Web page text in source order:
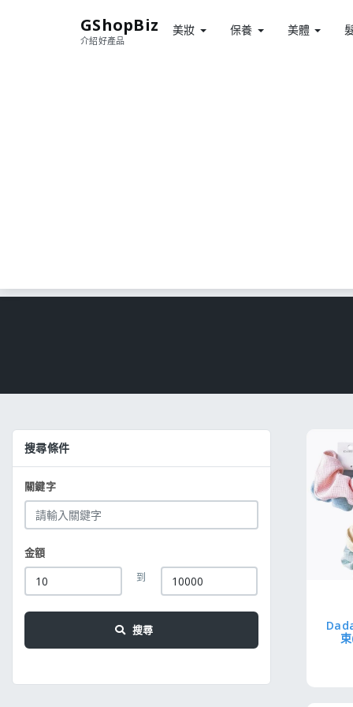
GShopBiz
介紹好產品
美妝 保養 美體
搜尋條件
關鍵字
金額
到
搜尋